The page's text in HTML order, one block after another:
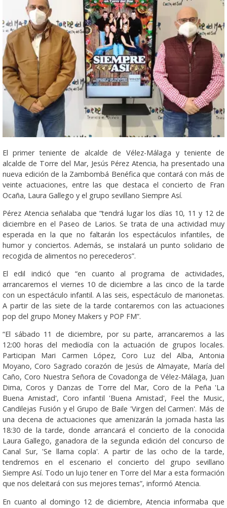
El primer teniente de alcalde de Vélez-Málaga y teniente de
alcalde de Torre del Mar, Jesús Pérez Atencia, ha presentado una
nueva edición de la Zambombá Benéfica que contará con más de
veinte actuaciones, entre las que destaca el concierto de Fran
Ocaña, Laura Gallego y el grupo sevillano Siempre Así.
Pérez Atencia señalaba que “tendrá lugar los días 10, 11 y 12 de
diciembre en el Paseo de Larios. Se trata de una actividad muy
esperada en la que no faltarán los espectáculos infantiles, de
humor y conciertos. Además, se instalará un punto solidario de
recogida de alimentos no perecederos”.
El edil indicó que “en cuanto al programa de actividades,
arrancaremos el viernes 10 de diciembre a las cinco de la tarde
con un espectáculo infantil. A las seis, espectáculo de marionetas.
A partir de las siete de la tarde contaremos con las actuaciones
pop del grupo Money Makers y POP FM”.
“El sábado 11 de diciembre, por su parte, arrancaremos a las
12:00 horas del mediodía con la actuación de grupos locales.
Participan Mari Carmen López, Coro Luz del Alba, Antonia
Moyano, Coro Sagrado corazón de Jesús de Almayate, María del
Caño, Coro Nuestra Señora de Covadonga de Vélez-Málaga, Juan
Dima, Coros y Danzas de Torre del Mar, Coro de la Peña 'La
Buena Amistad', Coro infantil 'Buena Amistad', Feel the Music,
Candilejas Fusión y el Grupo de Baile 'Virgen del Carmen'. Más de
una decena de actuaciones que amenizarán la jornada hasta las
18:30 de la tarde, donde arrancará el concierto de la conocida
Laura Gallego, ganadora de la segunda edición del concurso de
Canal Sur, 'Se llama copla'. A partir de las ocho de la tarde,
tendremos en el escenario el concierto del grupo sevillano
Siempre Así. Todo un lujo tener en Torre del Mar a esta formación
que nos deleitará con sus mejores temas”, informó Atencia.
En cuanto al domingo 12 de diciembre, Atencia informaba que